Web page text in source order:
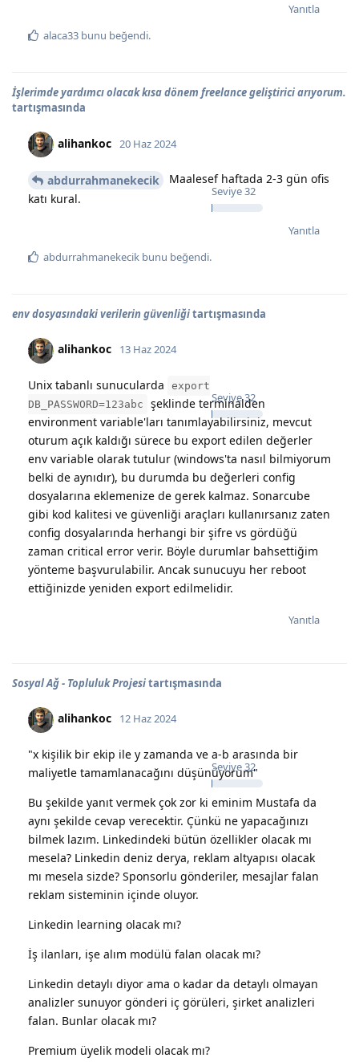
Yanıtla
alaca33 bunu beğendi.
İşlerimde yardımcı olacak kısa dönem freelance geliştirici arıyorum.
tartışmasında
alihankoc
Seviye32
20 Haz 2024
abdurrahmanekecik
Maalesef haftada 2-3 gün ofis
katı kural.
Yanıtla
abdurrahmanekecik bunu beğendi.
env dosyasındaki verilerin güvenliğitartışmasında
alihankoc
Seviye32
13 Haz 2024
Unix tabanlı sunucularda
export
DB_PASSWORD=123abc
şeklinde terminalden
environment variable'ları tanımlayabilirsiniz, mevcut
oturum açık kaldığı sürece bu export edilen değerler
env variable olarak tutulur (windows'ta nasıl bilmiyorum
belki de aynıdır), bu durumda bu değerleri config
dosyalarına eklemenize de gerek kalmaz. Sonarcube
gibi kod kalitesi ve güvenliği araçları kullanırsanız zaten
config dosyalarında herhangi bir şifre vs gördüğü
zaman critical error verir. Böyle durumlar bahsettiğim
yönteme başvurulabilir. Ancak sunucuyu her reboot
ettiğinizde yeniden export edilmelidir.
Yanıtla
Sosyal Ağ - Topluluk Projesitartışmasında
alihankoc
Seviye32
12 Haz 2024
"x kişilik bir ekip ile y zamanda ve a-b arasında bir
maliyetle tamamlanacağını düşünüyorum"
Bu şekilde yanıt vermek çok zor ki eminim Mustafa da
aynı şekilde cevap verecektir. Çünkü ne yapacağınızı
bilmek lazım. Linkedindeki bütün özellikler olacak mı
mesela? Linkedin deniz derya, reklam altyapısı olacak
mı mesela sizde? Sponsorlu gönderiler, mesajlar falan
reklam sisteminin içinde oluyor.
Linkedin learning olacak mı?
İş ilanları, işe alım modülü falan olacak mı?
Linkedin detaylı diyor ama o kadar da detaylı olmayan
analizler sunuyor gönderi iç görüleri, şirket analizleri
falan. Bunlar olacak mı?
Premium üyelik modeli olacak mı?